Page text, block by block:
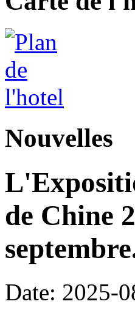
Nouvelles
de Chine
Date: 2025-